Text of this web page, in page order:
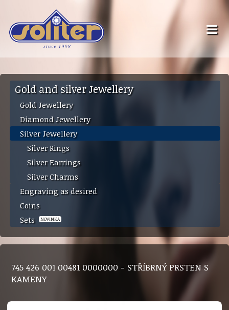
Gold and silver Jewellery
Gold Jewellery
Diamond Jewellery
Silver Jewellery
Silver Rings
Silver Earrings
Silver Charms
Engraving as desired
Coins
Sets
NOVINKA
745 426 001 00481 0000000 - STŘÍBRNÝ PRSTEN S
KAMENY